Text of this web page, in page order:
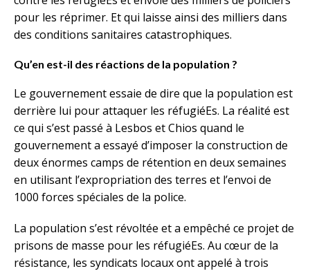
pour les réprimer. Et qui laisse ainsi des milliers dans
des conditions sanitaires catastrophiques.
Qu’en est-il des réactions de la population ?
Le gouvernement essaie de dire que la population est
derrière lui pour attaquer les réfugiéEs. La réalité est
ce qui s’est passé à Lesbos et Chios quand le
gouvernement a essayé d’imposer la construction de
deux énormes camps de rétention en deux semaines
en utilisant l’expropriation des terres et l’envoi de
1000 forces spéciales de la police.
La population s’est révoltée et a empêché ce projet de
prisons de masse pour les réfugiéEs. Au cœur de la
résistance, les syndicats locaux ont appelé à trois